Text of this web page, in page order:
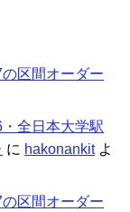
区間オーダー
全日本大学駅
に hakonankitよ
区間オーダー